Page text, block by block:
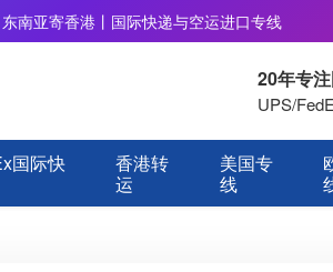
南亚寄香港丨国际快递与空运进口专线
20年专
UPS/
国际快
香港转
运
美国专
线